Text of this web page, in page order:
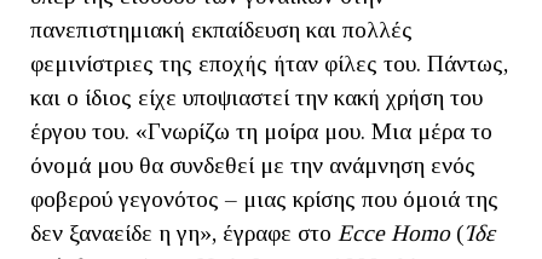
πανεπιστημιακή εκπαίδευση και πολλές
φεμινίστριες της εποχής ήταν φίλες του. Πάντως,
και ο ίδιος είχε υποψιαστεί την κακή χρήση του
έργου του. «Γνωρίζω τη μοίρα μου. Μια μέρα το
όνομά μου θα συνδεθεί με την ανάμνηση ενός
φοβερού γεγονότος – μιας κρίσης που όμοιά της
δεν ξαναείδε η γη», έγραφε στο Ecce Homo(Ίδε